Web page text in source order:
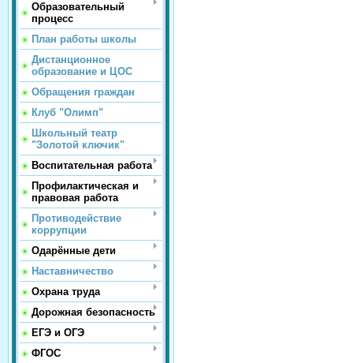
Образовательный
процесс
План работы школы
Дистанционное
образование и ЦОС
Обращения граждан
Клуб "Олимп"
Школьный театр
"Золотой ключик"
Воспитательная работа
Профилактическая и
правовая работа
Противодействие
коррупции
Одарённые дети
Наставничество
Охрана труда
Дорожная безопасность
ЕГЭ и ОГЭ
ФГОС